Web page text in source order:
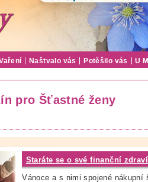
Naštvalo vás Potěšilo vás U
pro Šťastné ženy
Staráte se o své finanční
Vánoce a s nimi spojené